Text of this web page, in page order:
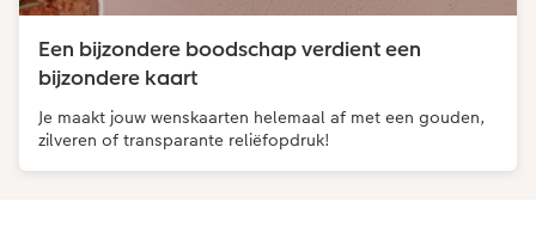
Een bijzondere boodschap verdient een
bijzondere kaart
Je maakt jouw wenskaarten helemaal af met een gouden,
zilveren of transparante reliëfopdruk!